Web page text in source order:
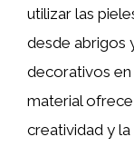
utilizar las
desde abrigos
decorativos en
material
creatividad y